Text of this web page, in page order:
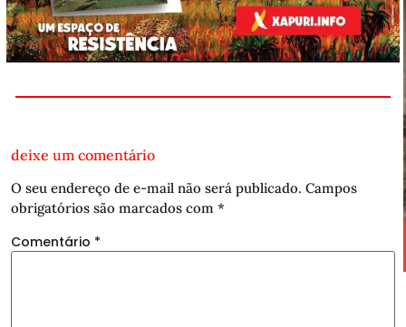
deixe um comentário
O seu endereço de e-mail não será publicado. Campos
obrigatórios são marcados com *
Comentário *